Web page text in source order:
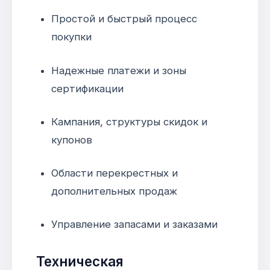
Простой и быстрый процесс
покупки
Надежные платежи и зоны
сертификации
Кампания, структуры скидок и
купонов
Области перекрестных и
дополнительных продаж
Управление запасами и заказами
Техническая